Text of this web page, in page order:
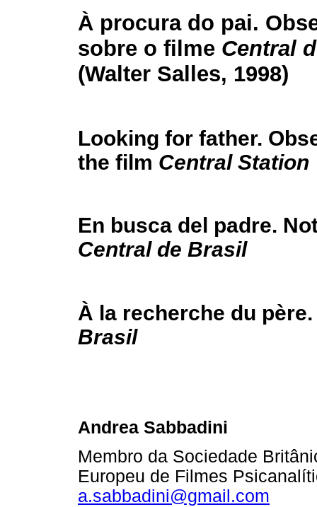
À procura do pai.
sobre o filme Central
(Walter Salles, 1998)
Looking for father.
the film Central Station
En busca del padre.
Central de Brasil
À la recherche du
Brasil
Andrea Sabbadini
Membro da Sociedade
Europeu de Filmes
a.sabbadini@gmail.com